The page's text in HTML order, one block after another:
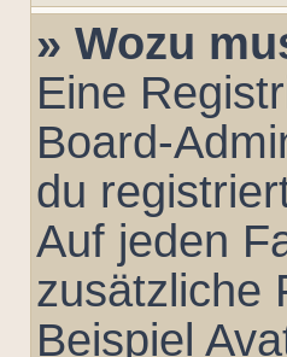
» Wozu
Eine
Board-
du
Auf jeden
zusätzliche
Beispiel